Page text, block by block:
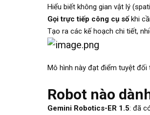
Hiểu biết không gian vật lý
Gọi trực tiếp công cụ sốkhi
Tạo ra các kế hoạch chi tiết,
Mô hình này đạt điểm tuyệt đối
Robot nào
Gemini Robotics-ER 1.5: đã